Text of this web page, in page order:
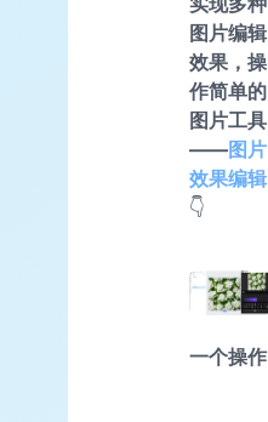
图片编辑
效果，操
作简单的
图片工具
——图片
效果编辑
👇
一个操作